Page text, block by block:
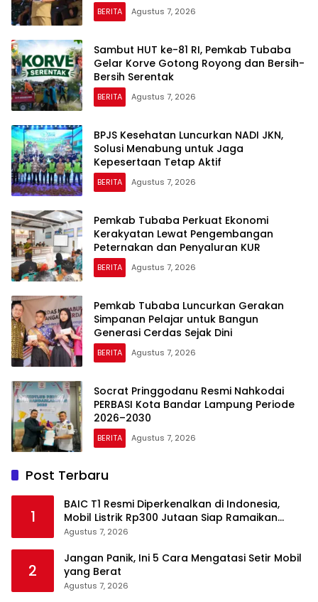
BERITA Agustus 7, 2026
Sambut HUT ke-81 RI, Pemkab Tubaba
Gelar Korve Gotong Royong dan Bersih-
Bersih Serentak
BERITA Agustus 7, 2026
BPJS Kesehatan Luncurkan NADI JKN,
Solusi Menabung untuk Jaga
Kepesertaan Tetap Aktif
BERITA Agustus 7, 2026
Pemkab Tubaba Perkuat Ekonomi
Kerakyatan Lewat Pengembangan
Peternakan dan Penyaluran KUR
BERITA Agustus 7, 2026
Pemkab Tubaba Luncurkan Gerakan
Simpanan Pelajar untuk Bangun
Generasi Cerdas Sejak Dini
BERITA Agustus 7, 2026
Socrat Pringgodanu Resmi Nahkodai
PERBASI Kota Bandar Lampung Periode
2026–2030
BERITA Agustus 7, 2026
Post Terbaru
1
BAIC T1 Resmi Diperkenalkan di Indonesia,
Mobil Listrik Rp300 Jutaan Siap Ramaikan
Pasar EV
Agustus 7, 2026
2
Jangan Panik, Ini 5 Cara Mengatasi Setir Mobil
yang Berat
Agustus 7, 2026